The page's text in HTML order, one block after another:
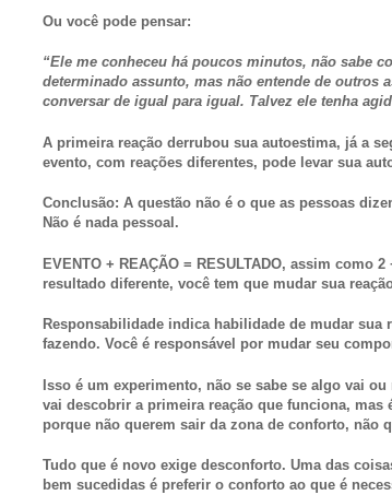
Ou você pode pensar:
“Ele me conheceu há poucos minutos, não sabe
determinado assunto, mas não entende de outros
conversar de igual para igual. Talvez ele tenha
A primeira reação derrubou sua autoestima, já a
evento, com reações diferentes, pode levar sua
Conclusão: A questão não é o que as pessoas
Não é nada pessoal.
EVENTO + REAÇÃO = RESULTADO, assim como
resultado diferente, você tem que mudar sua
Responsabilidade indica habilidade de mudar sua
fazendo. Você é responsável por mudar seu
Isso é um experimento, não se sabe se algo vai
vai descobrir a primeira reação que funciona, mas
porque não querem sair da zona de conforto, não
Tudo que é novo exige desconforto. Uma das
bem sucedidas é preferir o conforto ao que é